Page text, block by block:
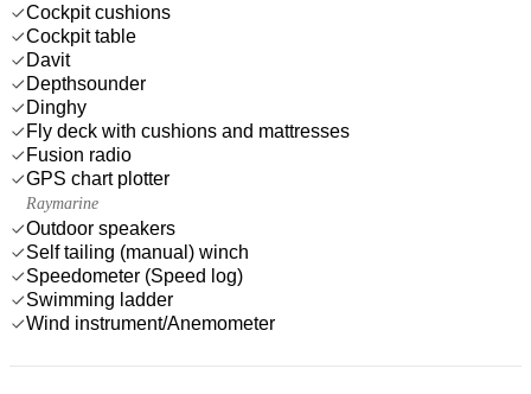
Cockpit cushions
Cockpit table
Davit
Depthsounder
Dinghy
Fly deck with cushions and mattresses
Fusion radio
GPS chart plotter
Raymarine
Outdoor speakers
Self tailing (manual) winch
Speedometer (Speed log)
Swimming ladder
Wind instrument/Anemometer